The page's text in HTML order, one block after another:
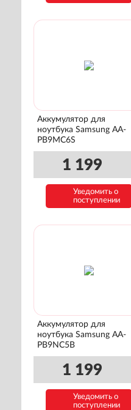
Аккумулятор для
ноутбука Samsung AA-
PB9MC6S
1 199
Уведомить о
поступлении
Аккумулятор для
ноутбука Samsung AA-
PB9NC5B
1 199
Уведомить о
поступлении